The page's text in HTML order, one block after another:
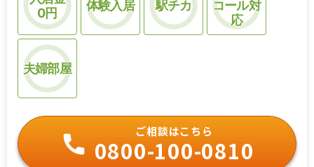
0円
体験入居 駅チカ
コール対
応
夫婦部屋
ご相談はこちら
0800-100-0810